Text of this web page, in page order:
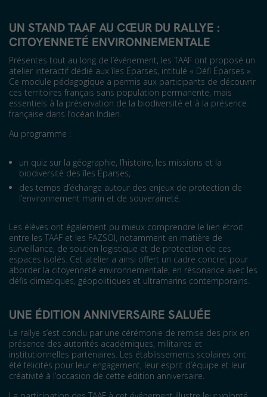
UN STAND TAAF AU CŒUR DU RALLYE :
CITOYENNETÉ ENVIRONNEMENTALE
Présentes tout au long de l’événement, les TAAF ont proposé un
atelier interactif dédié aux îles Éparses, intitulé « Défi Éparses ».
Ce module pédagogique a permis aux participants de découvrir
ces territoires français sans population permanente, mais
essentiels à la préservation de la biodiversité et à la présence
française dans l’océan Indien.
Au programme :
un quiz sur la géographie, l’histoire, les missions et la
biodiversité des îles Éparses,
des temps d’échange autour des enjeux de protection de
l’environnement marin et de souveraineté.
Les élèves ont également pu mieux comprendre le lien étroit
entre les TAAF et les FAZSOI, notamment en matière de
surveillance, de soutien logistique et de protection de ces
espaces isolés. Cet atelier a ainsi offert un cadre concret pour
aborder la citoyenneté environnementale, en résonance avec les
défis climatiques, géopolitiques et ultramarins contemporains.
UNE ÉDITION ANNIVERSAIRE SALUÉE
Le rallye s’est conclu par une cérémonie de remise des prix en
présence des autorités académiques, militaires et
institutionnelles partenaires. Les établissements scolaires ont
été félicités pour leur engagement, leur esprit d’équipe et leur
créativité à l’occasion de cette édition anniversaire.